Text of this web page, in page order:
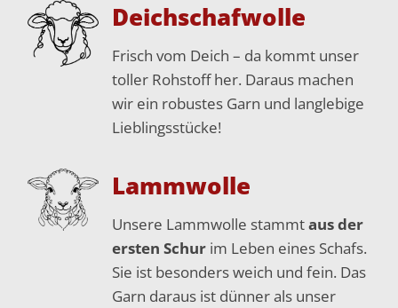
Deichschafwolle
Frisch vom Deich – da kommt unser
toller Rohstoff her. Daraus machen
wir ein robustes Garn und langlebige
Lieblingsstücke!
Lammwolle
Unsere Lammwolle stammtaus der
ersten Schur im Leben eines Schafs.
Sie ist besonders weich und fein. Das
Garn daraus ist dünner als unser